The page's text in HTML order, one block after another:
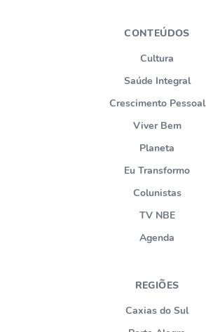
CONTEÚDOS
Cultura
Saúde Integral
Crescimento Pessoal
Viver Bem
Planeta
Eu Transformo
Colunistas
TV NBE
Agenda
REGIÕES
Caxias do Sul